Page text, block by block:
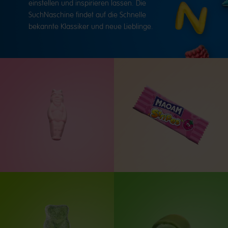
einstellen und inspirieren lassen. Die
SuchNaschine findet auf die Schnelle
bekannte Klassiker und neue Lieblinge.
Bumix
MaoMix,
MAOAM
Stripes